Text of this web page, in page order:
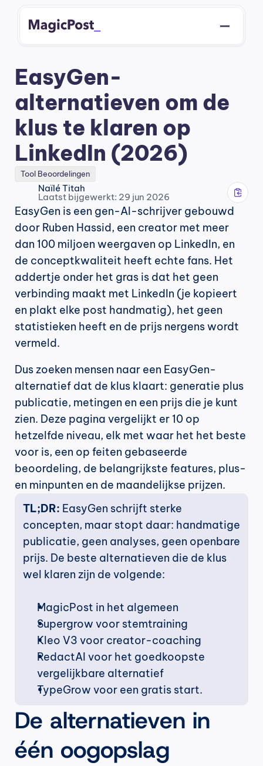
EasyGen-
alternatieven om de
klus te klaren op
LinkedIn (2026)
Tool Beoordelingen
Naïlé Titah
Laatst bijgewerkt: 29 jun 2026
EasyGen is een gen-AI-schrijver gebouwd
door Ruben Hassid, een creator met meer
dan 100 miljoen weergaven op LinkedIn, en
de conceptkwaliteit heeft echte fans. Het
addertje onder het gras is dat het geen
verbinding maakt met LinkedIn (je kopieert
en plakt elke post handmatig), het geen
statistieken heeft en de prijs nergens wordt
vermeld.
Dus zoeken mensen naar een EasyGen-
alternatief dat de klus klaart: generatie plus
publicatie, metingen en een prijs die je kunt
zien. Deze pagina vergelijkt er 10 op
hetzelfde niveau, elk met waar het het beste
voor is, een op feiten gebaseerde
beoordeling, de belangrijkste features, plus-
en minpunten en de maandelijkse prijzen.
TL;DR: EasyGen schrijft sterke
concepten, maar stopt daar: handmatige
publicatie, geen analyses, geen openbare
prijs. De beste alternatieven die de klus
wel klaren zijn de volgende:
MagicPost in het algemeen
Supergrow voor stemtraining
Kleo V3 voor creator-coaching
RedactAI voor het goedkoopste
vergelijkbare alternatief
TypeGrow voor een gratis start.
De alternatieven in
één oogopslag